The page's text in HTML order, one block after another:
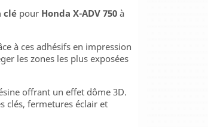
clé pour Honda X-ADV 750 à
à ces adhésifs en impression
les zones les plus exposées
offrant un effet dôme 3D.
clés, fermetures éclair et